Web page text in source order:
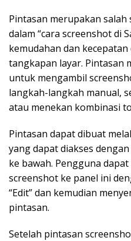
Pintasan merupakan
dalam “cara screenshot di
kemudahan dan
tangkapan layar. Pintasan
untuk mengambil
langkah-langkah manual,
atau menekan kombinasi
Pintasan dapat dibuat
yang dapat diakses
ke bawah. Pengguna
screenshot ke panel ini
“Edit” dan kemudian
pintasan.
Setelah pintasan